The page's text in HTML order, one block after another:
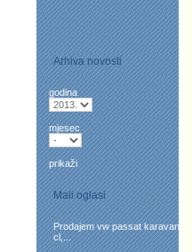
Arhiva novosti
godina
mjesec
prikaži
Mali oglasi
Prodajem vw passat karavan
cl,...